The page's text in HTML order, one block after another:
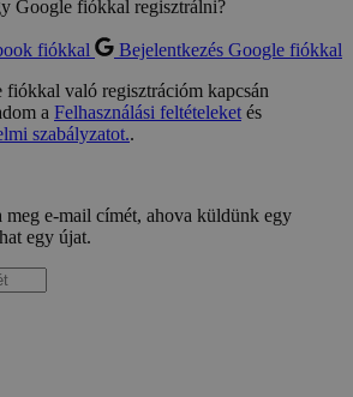
Google fiókkal regisztrálni?
fiókkal
Bejelentkezés Google fiókkal
való regisztrációm kapcsán
a Felhasználási feltételeketés
szabályzatot..
meg e-mail címét, ahova küldünk egy
egy újat.